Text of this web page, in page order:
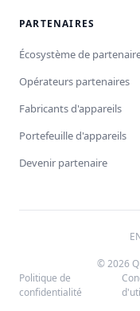
PARTENAIRES
Écosystème de
Opérateurs partenaires
Fabricants d'appareils
Portefeuille d'appareils
Devenir partenaire
© 2026
Politique de
confidentialité